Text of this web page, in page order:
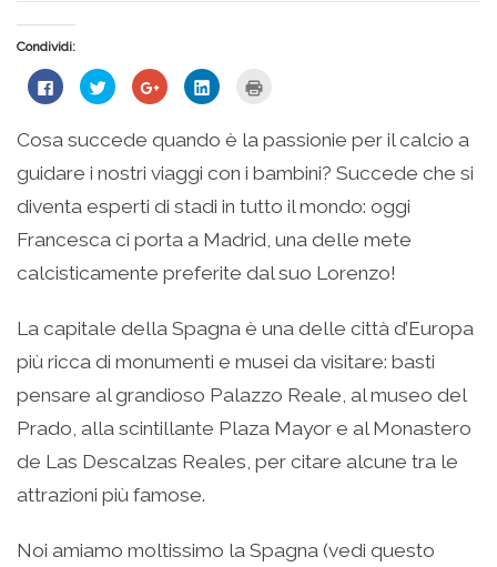
Condividi:
Fai
clic
su
Facebook
apre
una
nuova
Fai
clic
condividere
su
Twitter
(Si
in
una
nuova
finestra)
Fai
clic
condividere
su
Google+
(Si
apre
in
una
nuova
finestra)
Fai
clic
condividere
su
LinkedIn
(Si
in
una
nuova
finestra)
stampare
(Si
in
nuova
finestra)
Cosa succede quando è la passionie per il calcio a
guidare i nostri viaggi con i bambini? Succede che si
diventa esperti di stadi in tutto il mondo: oggi
Francesca ci porta a Madrid, una delle mete
calcisticamente preferite dal suo Lorenzo!
La capitale della Spagna è una delle città d’Europa
più ricca di monumenti e musei da visitare: basti
pensare al grandioso Palazzo Reale, al museo del
Prado, alla scintillante Plaza Mayor e al Monastero
de Las Descalzas Reales, per citare alcune tra le
attrazioni più famose.
Noi amiamo moltissimo la Spagna (vedi questo